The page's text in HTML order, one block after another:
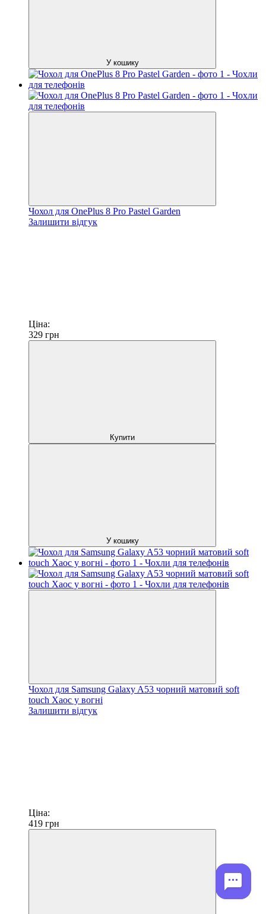
У кошику
Чохол для OnePlus 8 Pro Pastel Garden
Залишити відгук
Ціна:
329 грн
Купити
У кошику
Чохол для Samsung Galaxy A53 чорний матовий soft
touch Хаос у вогні
Залишити відгук
Ціна:
419 грн